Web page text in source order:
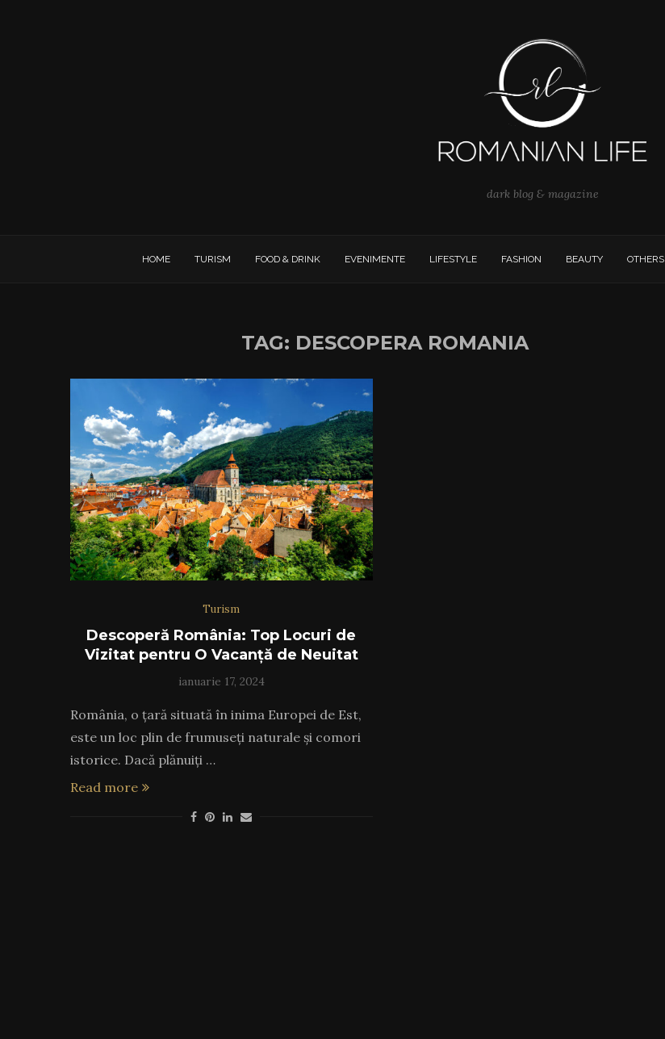
dark blog & magazine
HOME TURISM FOOD & DRINK EVENIMENTE LIFESTYLE FASHION BEAUTY OTHERS
TAG: DESCOPERA ROMANIA
Turism
Descoperă România: Top Locuri de
Vizitat pentru O Vacanță de Neuitat
ianuarie 17, 2024
România, o țară situată în inima Europei de Est,
este un loc plin de frumuseți naturale și comori
istorice. Dacă plănuiți …
Read more